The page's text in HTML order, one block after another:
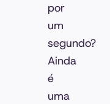
por
um
segundo?
Ainda
é
uma